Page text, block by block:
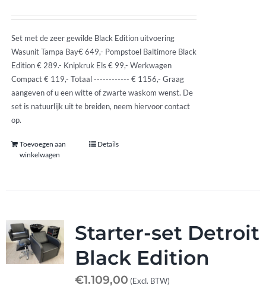
Set met de zeer gewilde Black Edition uitvoering
Wasunit Tampa Bay€ 649,- Pompstoel Baltimore Black
Edition € 289.- Knipkruk Els € 99,- Werkwagen
Compact € 119,- Totaal ------------ € 1156,- Graag
aangeven of u een witte of zwarte waskom wenst. De
set is natuurlijk uit te breiden, neem hiervoor contact
op.
Toevoegen aan
winkelwagen
Details
Starter-set Detroit
Black Edition
€1.109,00 (Excl. BTW)